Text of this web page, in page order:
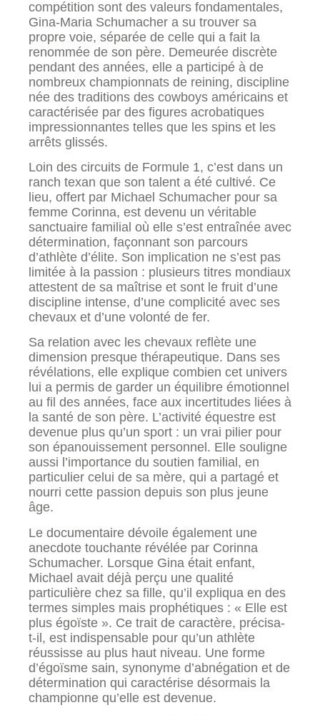
compétition sont des valeurs fondamentales,
Gina-Maria Schumacher a su trouver sa
propre voie, séparée de celle qui a fait la
renommée de son père. Demeurée discrète
pendant des années, elle a participé à de
nombreux championnats de reining, discipline
née des traditions des cowboys américains et
caractérisée par des figures acrobatiques
impressionnantes telles que les spins et les
arrêts glissés.
Loin des circuits de Formule 1, c’est dans un
ranch texan que son talent a été cultivé. Ce
lieu, offert par Michael Schumacher pour sa
femme Corinna, est devenu un véritable
sanctuaire familial où elle s’est entraînée avec
détermination, façonnant son parcours
d’athlète d’élite. Son implication ne s’est pas
limitée à la passion : plusieurs titres mondiaux
attestent de sa maîtrise et sont le fruit d’une
discipline intense, d’une complicité avec ses
chevaux et d’une volonté de fer.
Sa relation avec les chevaux reflète une
dimension presque thérapeutique. Dans ses
révélations, elle explique combien cet univers
lui a permis de garder un équilibre émotionnel
au fil des années, face aux incertitudes liées à
la santé de son père. L’activité équestre est
devenue plus qu’un sport : un vrai pilier pour
son épanouissement personnel. Elle souligne
aussi l’importance du soutien familial, en
particulier celui de sa mère, qui a partagé et
nourri cette passion depuis son plus jeune
âge.
Le documentaire dévoile également une
anecdote touchante révélée par Corinna
Schumacher. Lorsque Gina était enfant,
Michael avait déjà perçu une qualité
particulière chez sa fille, qu’il expliqua en des
termes simples mais prophétiques : « Elle est
plus égoïste ». Ce trait de caractère, précisa-
t-il, est indispensable pour qu’un athlète
réussisse au plus haut niveau. Une forme
d’égoïsme sain, synonyme d’abnégation et de
détermination qui caractérise désormais la
championne qu’elle est devenue.